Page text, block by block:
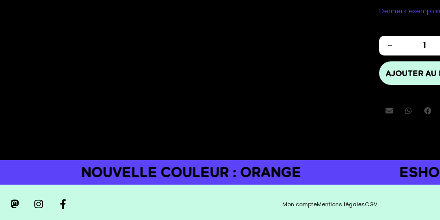
Derniers
-
AJOUTER AU
NOUVELLE COULEUR : ORANGE ESHOP
Mon compteMentions légalesCGV